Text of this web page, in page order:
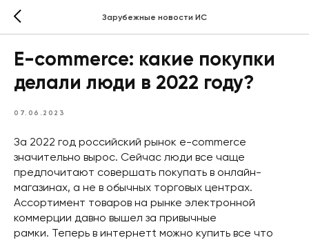
Зарубежные новости ИС
E-commerce: какие покупки
делали люди в 2022 году?
07.06.2023
За 2022 год российский рынок e-commerce
значительно вырос. Сейчас люди все чаще
предпочитают совершать покупать в онлайн-
магазинах, а не в обычных торговых центрах.
Ассортимент товаров на рынке электронной
коммерции давно вышел за привычные
рамки. Теперь в интернетt можно купить все что